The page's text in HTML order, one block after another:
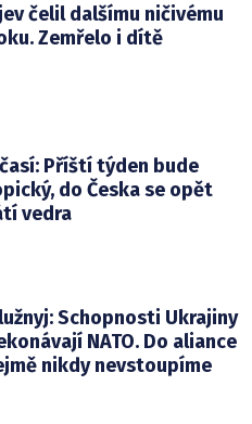
čelil dalšímu ničivému
Zemřelo i dítě
Příští týden bude
do Česka se opět
vedra
Schopnosti Ukrajiny
NATO. Do aliance
nikdy nevstoupíme